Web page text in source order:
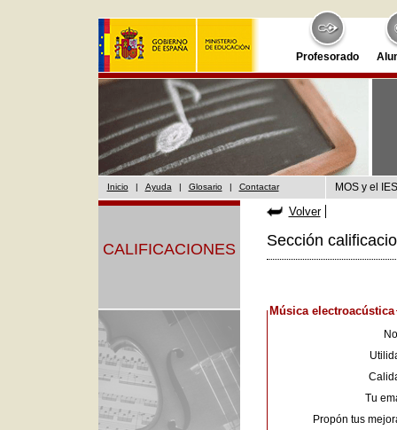
Profesorado
Inicio | Ayuda | Glosario | Contactar MOS y el
CALIFICACIONES
Volver
Sección
Música electroacústica
Tu
Propón tus